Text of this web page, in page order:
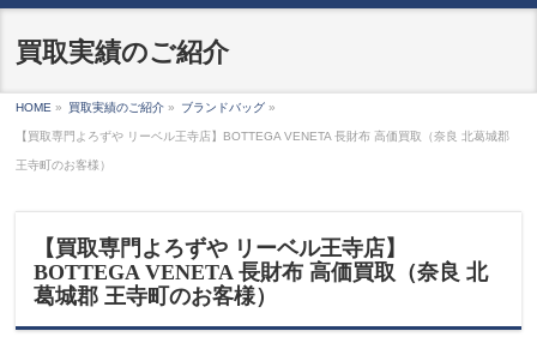
買取実績のご紹介
HOME » 買取実績のご紹介 » ブランドバッグ »
【買取専門よろずや リーベル王寺店】BOTTEGA VENETA 長財布 高価買取（奈良 北葛城郡
王寺町のお客様）
【買取専門よろずや リーベル王寺店】
BOTTEGA VENETA 長財布 高価買取（奈良 北
葛城郡 王寺町のお客様）